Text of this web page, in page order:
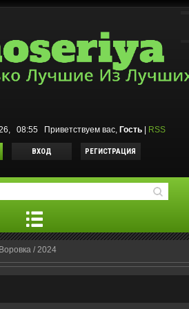
08:55 Приветствуем вас, Гость| RSS
ВХОД РЕГИСТРАЦИЯ
Воровка / 2024